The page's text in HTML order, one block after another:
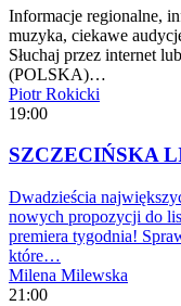
Informacje regionalne,
muzyka, ciekawe
Słuchaj przez internet
(POLSKA)…
Piotr Rokicki
19:00
SZCZECIŃSKA
Dwadzieścia
nowych propozycji do
premiera tygodnia!
które…
Milena Milewska
21:00